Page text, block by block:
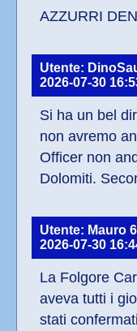
AZZURRI
Utente:
2026-07-30
Si ha un bel
non avremo
Officer non
Dolomiti.
Utente: Mauro
2026-07-30
La Folgore
aveva tutti i
stati